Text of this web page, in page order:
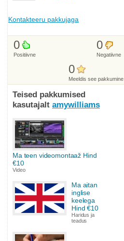
Kontakteeru pakkujaga
0
Positiivne
0
Negatiivne
0
Meeldis see pakkumine
Teised pakkumised
kasutajalt amywilliams
Ma teen videomontaaž Hind
€10
Video
Ma aitan
inglise
keelega
Hind €10
Haridus ja
teadus